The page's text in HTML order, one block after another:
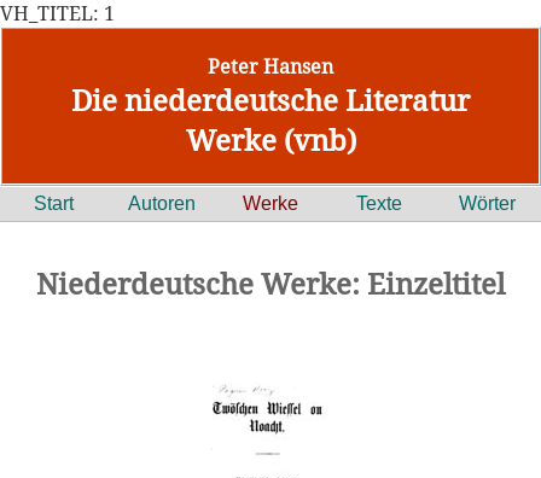
VH_TITEL: 1
Peter Hansen
Die niederdeutsche Literatur
Werke (vnb)
Start Autoren Werke Texte Wörter
Niederdeutsche Werke: Einzeltitel